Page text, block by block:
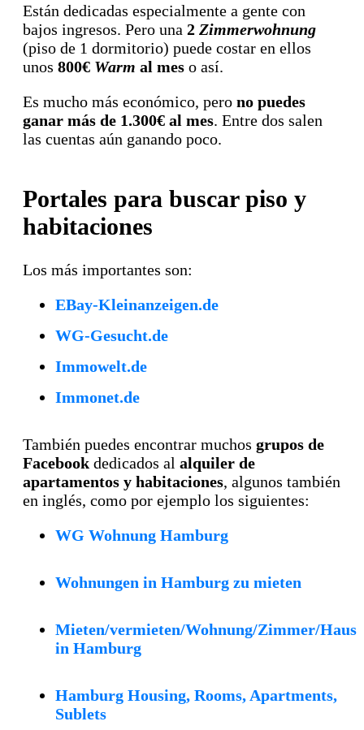
Están dedicadas especialmente a gente con
bajos ingresos. Pero una 2 Zimmerwohnung
(piso de 1 dormitorio) puede costar en ellos
unos 800€ Warm al mes o así.
Es mucho más económico, pero no puedes
ganar más de 1.300€ al mes. Entre dos salen
las cuentas aún ganando poco.
Portales para buscar piso y
habitaciones
Los más importantes son:
EBay-Kleinanzeigen.de
WG-Gesucht.de
Immowelt.de
Immonet.de
También puedes encontrar muchos grupos de
Facebook dedicados al alquiler de
apartamentos y habitaciones, algunos también
en inglés, como por ejemplo los siguientes:
WG Wohnung Hamburg
Wohnungen in Hamburg zu mieten
Mieten/vermieten/Wohnung/Zimmer/Haus
in Hamburg
Hamburg Housing, Rooms, Apartments,
Sublets